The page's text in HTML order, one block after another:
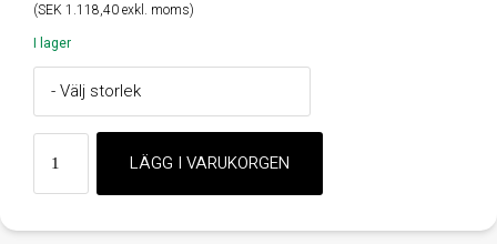
(SEK 1.118,40 exkl. moms)
I lager